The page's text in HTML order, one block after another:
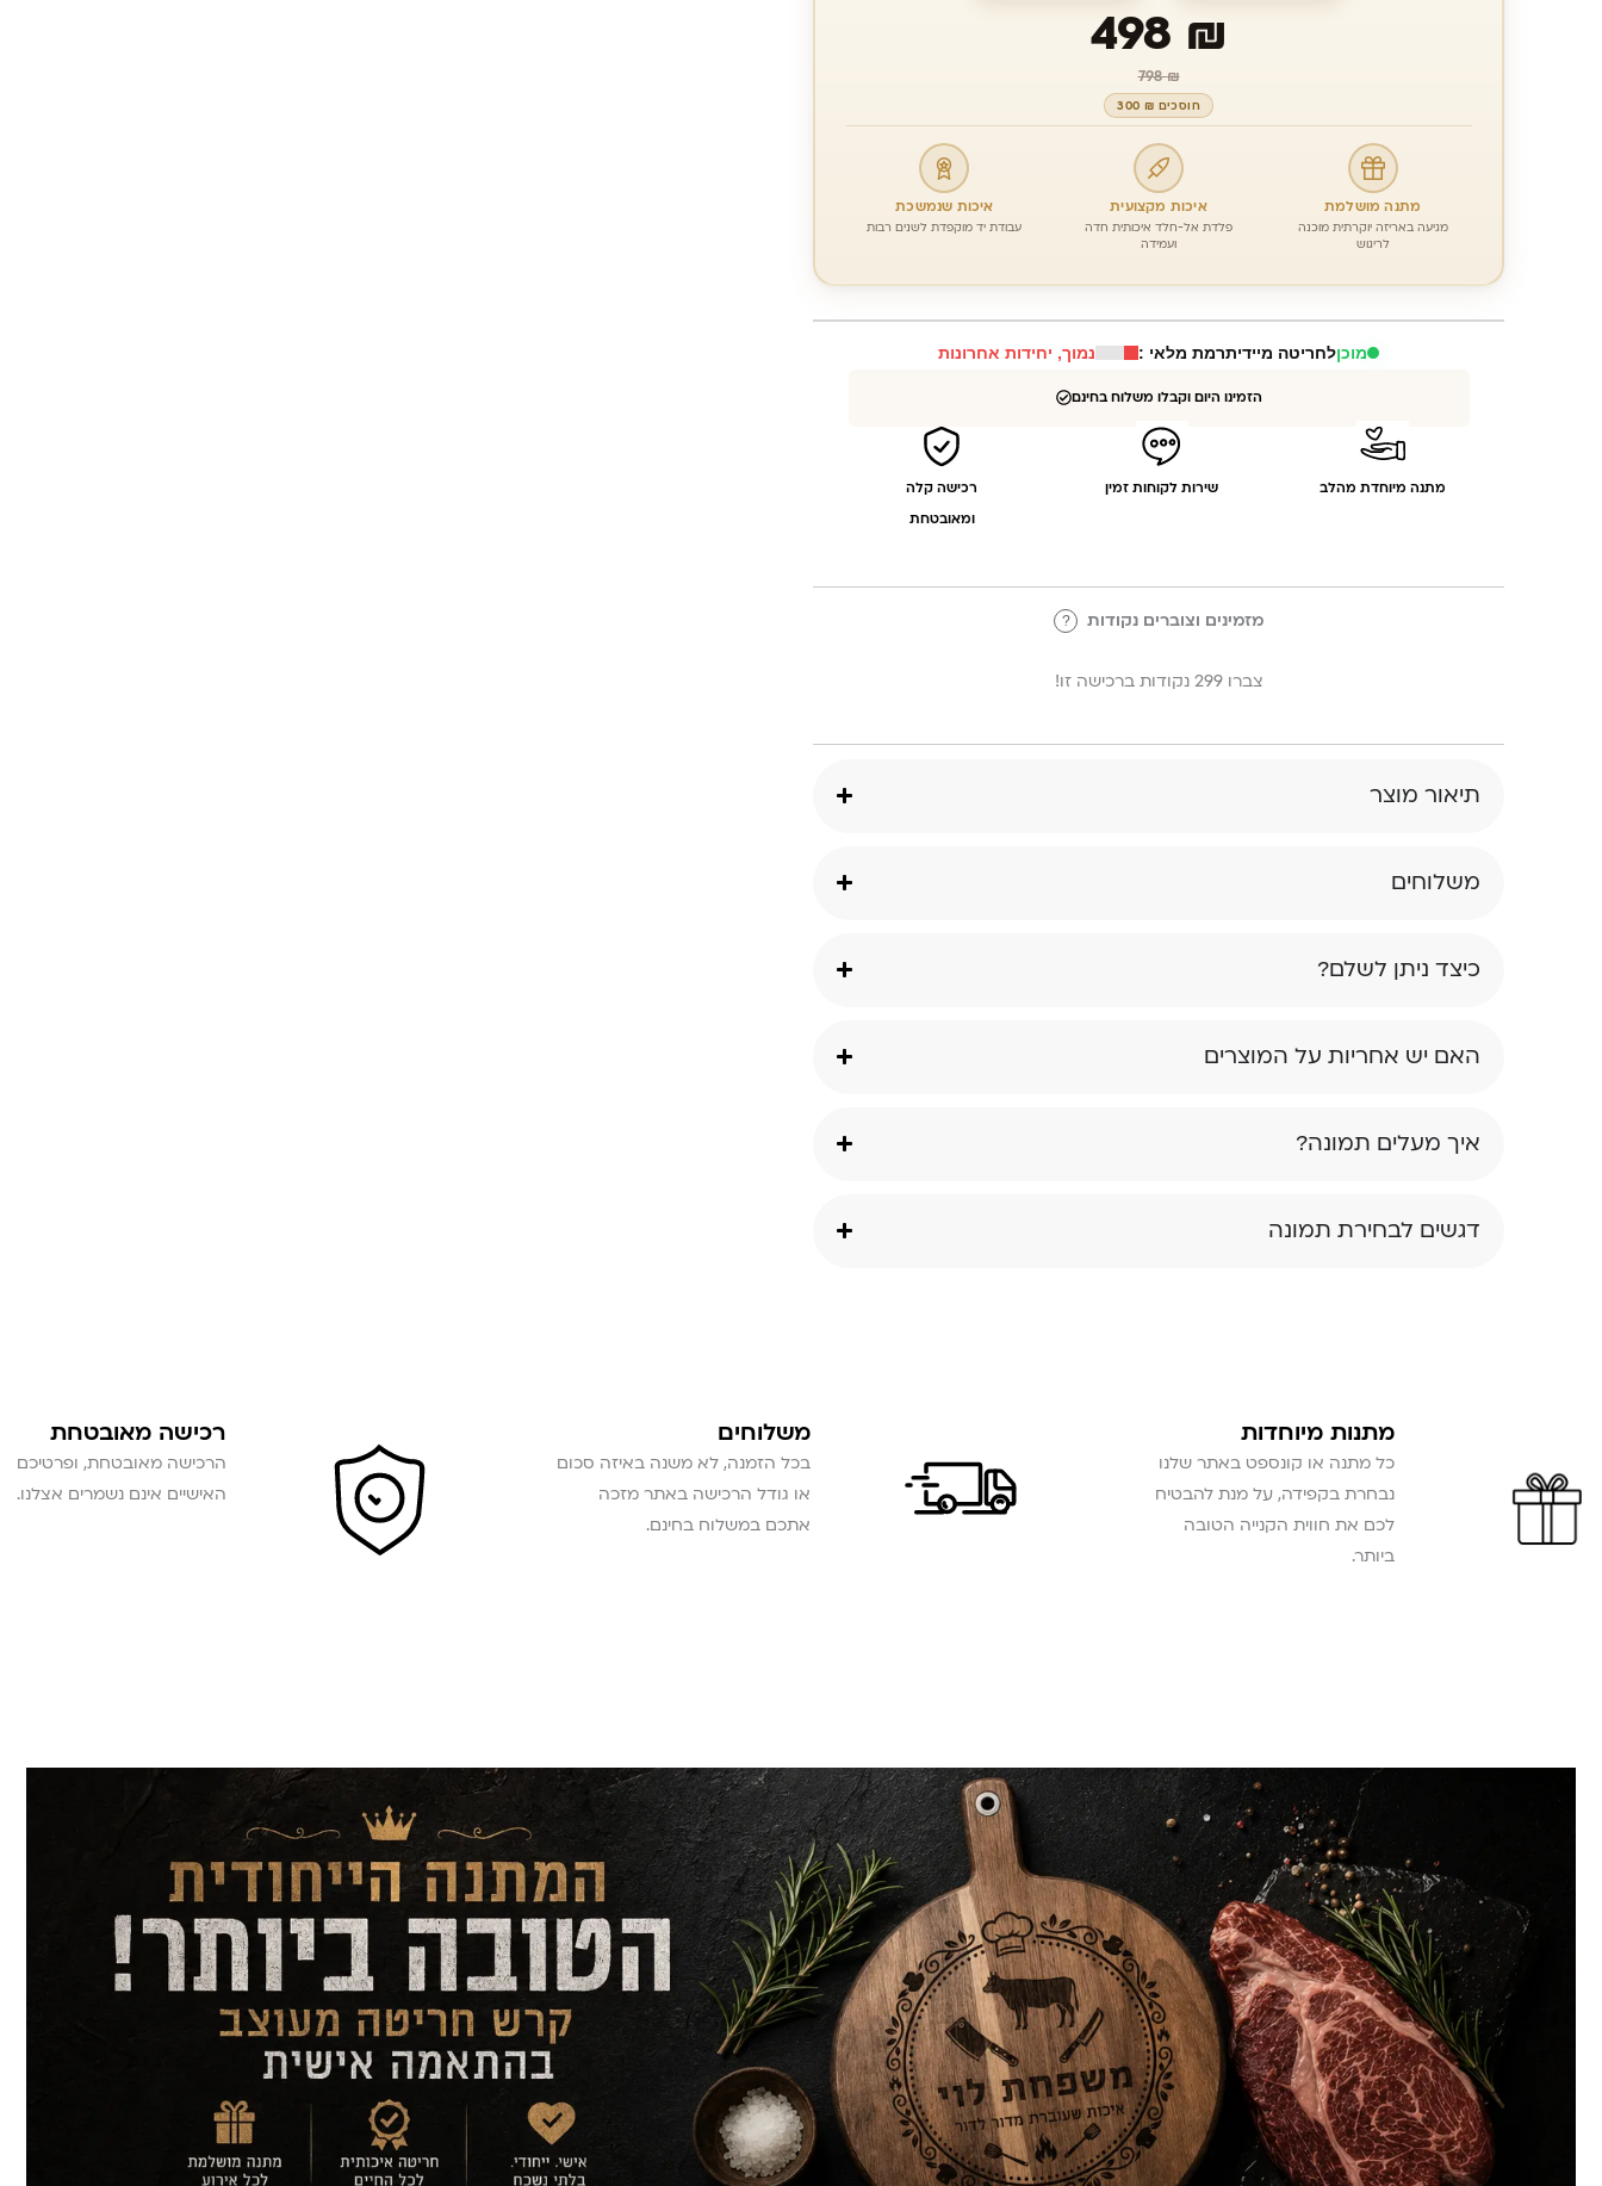
₪
₪
798
חוסכים ₪ 300
מתנה מושלמת
מגיעה באריזה יוקרתית מוכנה
לריגוש
איכות מקצועית
פלדת אל-חלד איכותית חדה
ועמידה
איכות שנמשכת
עבודת יד מוקפדת לשנים רבות
מוכןלחריטה מיידיתרמת מלאי : נמוך, יחידות אחרונות
הזמינו היום וקבלו משלוח בחינם
מתנה מיוחדת מהלב שירות לקוחות זמין
רכישה קלה
ומאובטחת
מזמינים וצוברים נקודות ?
צברו 299 נקודות ברכישה זו!
תיאור מוצר
משלוחים
כיצד ניתן לשלם?
האם יש אחריות על המוצרים
איך מעלים תמונה?
דגשים לבחירת תמונה
מתנות מיוחדות
כל מתנה או קונספט באתר שלנו
נבחרת בקפידה, על מנת להבטיח
לכם את חווית הקנייה הטובה
ביותר.
משלוחים
בכל הזמנה, לא משנה באיזה סכום
או גודל הרכישה באתר מזכה
אתכם במשלוח בחינם.
רכישה מאובטחת
הרכישה מאובטחת, ופרטיכם
האישיים אינם נשמרים אצלנו.